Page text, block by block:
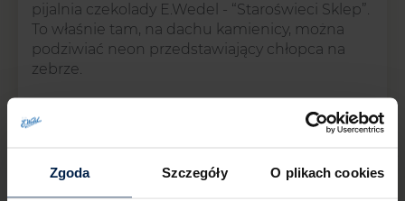
Zgoda Szczegóły O plikach cookies
pijalnia czekolady E.Wedel - “Staroświeci Sklep”.
To właśnie tam, na dachu kamienicy, można
podziwiać neon przedstawiający chłopca na
zebrze.